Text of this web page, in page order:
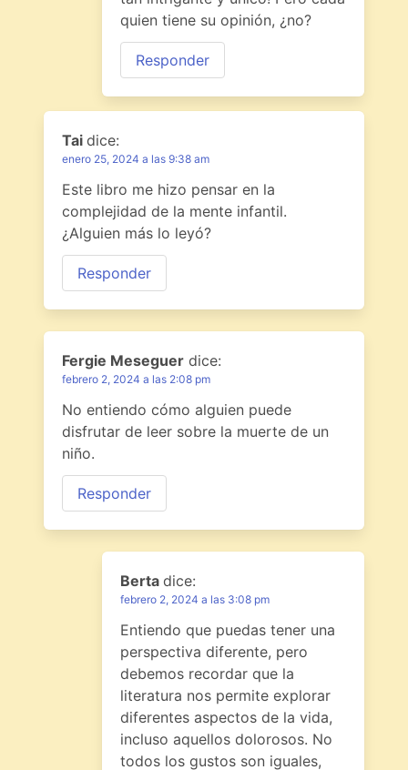
quien tiene su opinión, ¿no?
Responder
Tai dice:
enero 25, 2024 a las 9:38 am
Este libro me hizo pensar en la
complejidad de la mente infantil.
¿Alguien más lo leyó?
Responder
Fergie Meseguer dice:
febrero 2, 2024 a las 2:08 pm
No entiendo cómo alguien puede
disfrutar de leer sobre la muerte de un
niño.
Responder
Berta dice:
febrero 2, 2024 a las 3:08 pm
Entiendo que puedas tener una
perspectiva diferente, pero
debemos recordar que la
literatura nos permite explorar
diferentes aspectos de la vida,
incluso aquellos dolorosos. No
todos los gustos son iguales,